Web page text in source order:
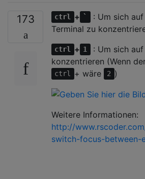
173 ctrl + `
: Um sich
Terminal zu
ctrl + 1
: Um sich
konzentrieren (Wenn
ctrl + wäre 2 )
Weitere Informationen:
http://
switch-focus-between-